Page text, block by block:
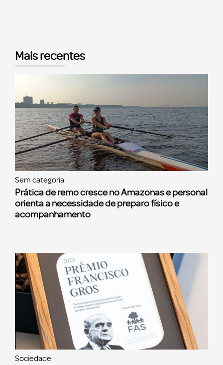
Mais recentes
Sem categoria
Prática de remo cresce no Amazonas e personal
orienta a necessidade de preparo físico e
acompanhamento
Sociedade